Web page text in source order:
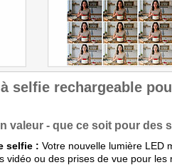
selfie rechargeable
valeur - que ce soit pour des
selfie : Votre nouvelle lumière LED
vidéo ou des prises de vue pour